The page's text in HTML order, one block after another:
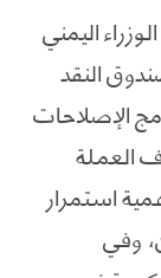
اليمني
النقد
الإصلاحات
العملة
استمرار
وفي